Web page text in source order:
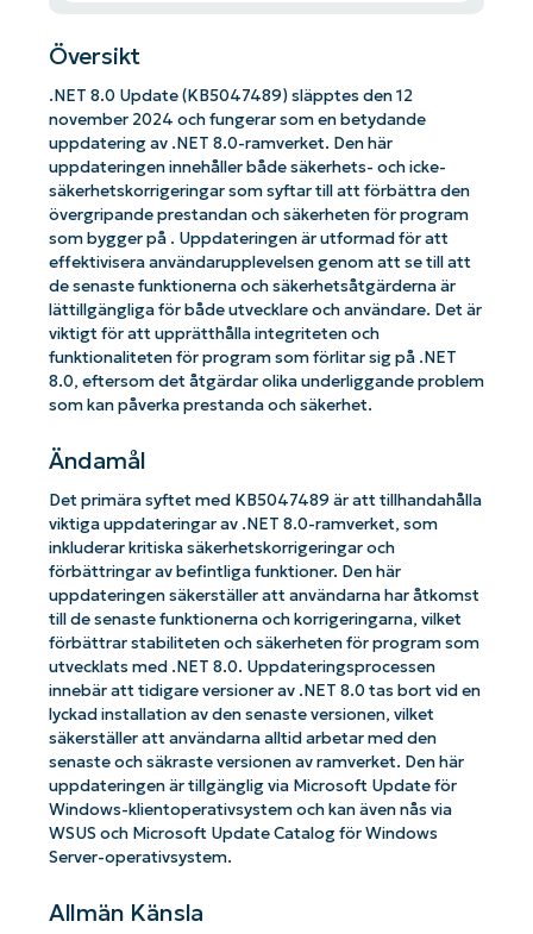
Översikt
.NET 8.0 Update (KB5047489) släpptes den 12
november 2024 och fungerar som en betydande
uppdatering av .NET 8.0-ramverket. Den här
uppdateringen innehåller både säkerhets- och icke-
säkerhetskorrigeringar som syftar till att förbättra den
övergripande prestandan och säkerheten för program
som bygger på . Uppdateringen är utformad för att
effektivisera användarupplevelsen genom att se till att
de senaste funktionerna och säkerhetsåtgärderna är
lättillgängliga för både utvecklare och användare. Det är
viktigt för att upprätthålla integriteten och
funktionaliteten för program som förlitar sig på .NET
8.0, eftersom det åtgärdar olika underliggande problem
som kan påverka prestanda och säkerhet.
Ändamål
Det primära syftet med KB5047489 är att tillhandahålla
viktiga uppdateringar av .NET 8.0-ramverket, som
inkluderar kritiska säkerhetskorrigeringar och
förbättringar av befintliga funktioner. Den här
uppdateringen säkerställer att användarna har åtkomst
till de senaste funktionerna och korrigeringarna, vilket
förbättrar stabiliteten och säkerheten för program som
utvecklats med .NET 8.0. Uppdateringsprocessen
innebär att tidigare versioner av .NET 8.0 tas bort vid en
lyckad installation av den senaste versionen, vilket
säkerställer att användarna alltid arbetar med den
senaste och säkraste versionen av ramverket. Den här
uppdateringen är tillgänglig via Microsoft Update för
Windows-klientoperativsystem och kan även nås via
WSUS och Microsoft Update Catalog för Windows
Server-operativsystem.
Allmän Känsla